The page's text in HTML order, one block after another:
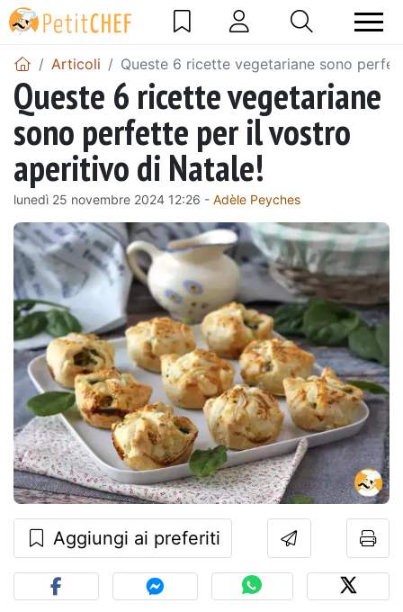
Articoli Queste 6 ricette vegetariane sono
Queste 6 ricette vegetariane
sono perfette per il vostro
aperitivo di Natale!
lunedì 25 novembre 2024 12:26 - Adèle Peyches
Aggiungi ai preferiti